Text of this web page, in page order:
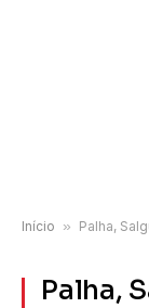
Início » Palha,
Palha,